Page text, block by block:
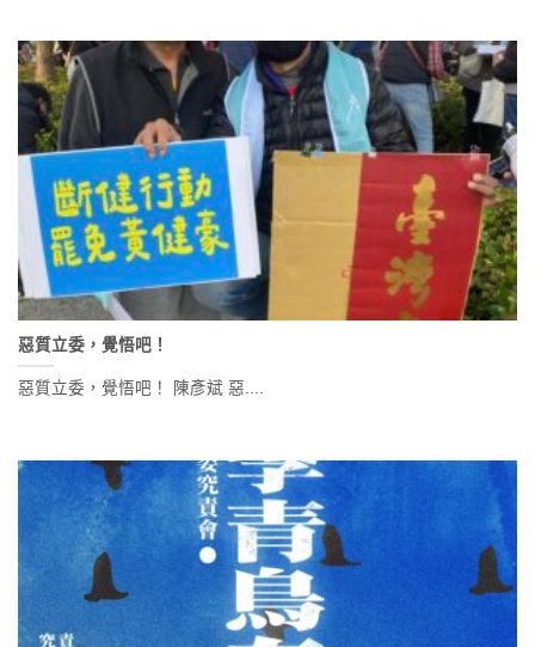
惡質立委，覺悟吧！
惡質立委，覺悟吧！ 陳彥斌 惡....